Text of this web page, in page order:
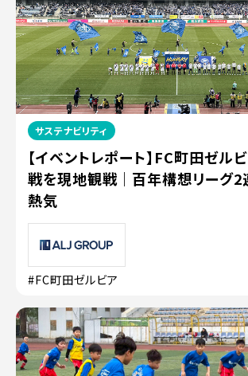
サステナビリティ
【イベントレポート】FC町田ゼル
戦を現地観戦｜百年構想リーグ2
熱気
#FC町田ゼルビア